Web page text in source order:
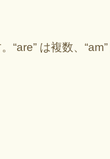
“are” は複数、